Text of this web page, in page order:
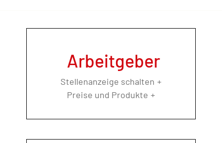
Arbeitgeber
Stellenanzeige schalten
Preise und Produkte